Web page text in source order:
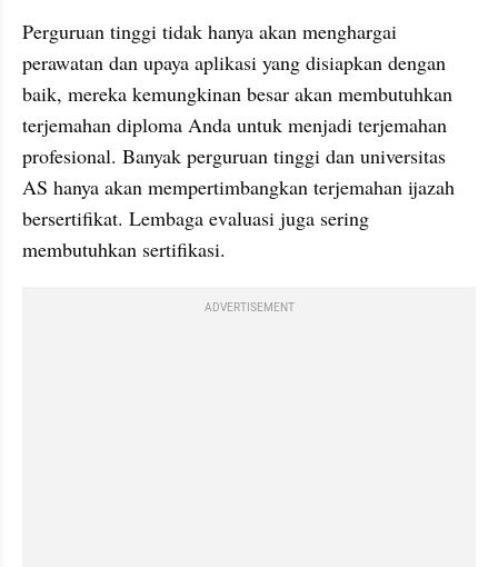
Perguruan tinggi tidak hanya akan menghargai
perawatan dan upaya aplikasi yang disiapkan dengan
baik, mereka kemungkinan besar akan membutuhkan
terjemahan diploma Anda untuk menjadi terjemahan
profesional. Banyak perguruan tinggi dan universitas
AS hanya akan mempertimbangkan terjemahan ijazah
bersertifikat. Lembaga evaluasi juga sering
membutuhkan sertifikasi.
ADVERTISEMENT